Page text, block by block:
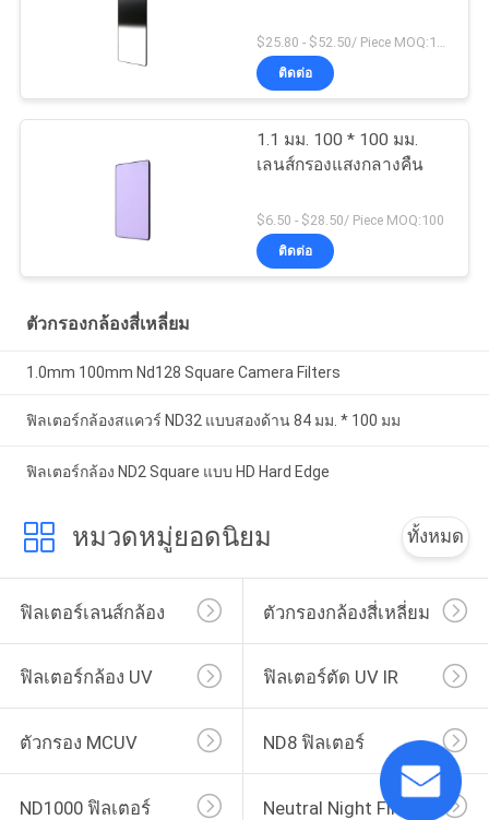
ติดต่อ
1.1 มม. 100 * 100 มม.
เลนส์กรองแสงกลางคืน
$6.50 - $28.50/ Piece MOQ:100
ติดต่อ
ตัวกรองกล้องสี่เหลี่ยม
1.0mm 100mm Nd128 Square Camera Filters
ฟิลเตอร์กล้องสแควร์ ND32 แบบสองด้าน 84 มม. * 100 มม
ฟิลเตอร์กล้อง ND2 Square แบบ HD Hard Edge
หมวดหมู่ยอดนิยม ทั้งหมด
ฟิลเตอร์เลนส์กล้อง ตัวกรองกล้องสี่เหลี่ยม
ฟิลเตอร์กล้อง UV ฟิลเตอร์ตัด UV IR
ตัวกรอง MCUV ND8 ฟิลเตอร์
ND1000 ฟิลเตอร์ Neutral Night Filter